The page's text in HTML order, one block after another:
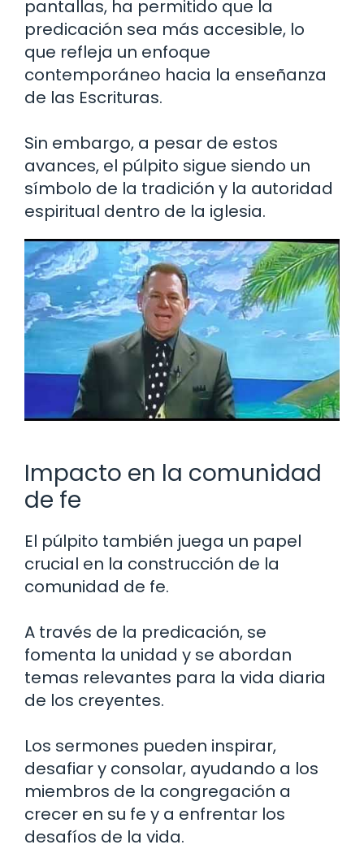
pantallas, ha permitido que la
predicación sea más accesible, lo
que refleja un enfoque
contemporáneo hacia la enseñanza
de las Escrituras.
Sin embargo, a pesar de estos
avances, el púlpito sigue siendo un
símbolo de la tradición y la autoridad
espiritual dentro de la iglesia.
Impacto en la comunidad
de fe
El púlpito también juega un papel
crucial en la construcción de la
comunidad de fe.
A través de la predicación, se
fomenta la unidad y se abordan
temas relevantes para la vida diaria
de los creyentes.
Los sermones pueden inspirar,
desafiar y consolar, ayudando a los
miembros de la congregación a
crecer en su fe y a enfrentar los
desafíos de la vida.